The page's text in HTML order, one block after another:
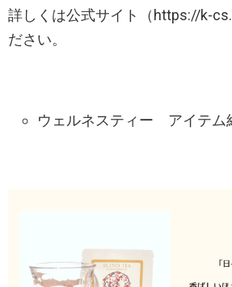
詳しくは公式サイト（https://k-
ださい。
ウェルネスティー アイテム